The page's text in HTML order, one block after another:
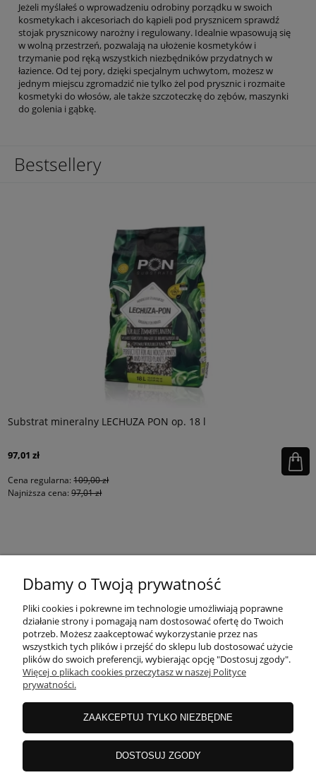
Jeżeli myślałeś o wprowadzeniu odrobiny porządku w swoich
kosmetykach i akcesoriach do kąpieli pod prysznicem sprawdź
stojak prysznicowy narożny i regulowany. Idealnie wpasowują się
w wolną przestrzeń, pozwalają na ułożenie kosmetyków i
trzymanie pod ręką wszystkich niezbędników przydatnych w
łazience. Od tej pory, dzięki specjalnym uchwytom, możesz w
jednym miejscu zgromadzić nie tylko żel pod prysznic i rozmaite
kosmetyki do włosów, ale także szczoteczkę do zębów, maszynki
do golenia i gąbkę.
Bestsellery
Substrat mineralny LECHUZA PON op. 18 l
97,01 zł
Cena regularna: 109,00 zł
Najniższa cena: 97,01 zł
MOJE KONTO
PŁATNOŚCI I DOSTAWA
INFORMACJE
INSTRUKCJE
Dbamy o Twoją prywatność
Pliki cookies i pokrewne im technologie umożliwiają poprawne
działanie strony i pomagają nam dostosować ofertę do Twoich
potrzeb. Możesz zaakceptować wykorzystanie przez nas
wszystkich tych plików i przejść do sklepu lub dostosować użycie
plików do swoich preferencji, wybierając opcję "Dostosuj zgody".
Więcej o plikach cookies przeczytasz w naszej Polityce
prywatności.
ZAAKCEPTUJ TYLKO NIEZBĘDNE
DOSTOSUJ ZGODY